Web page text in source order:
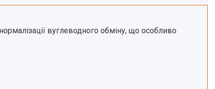
вуглеводного обміну, що особливо